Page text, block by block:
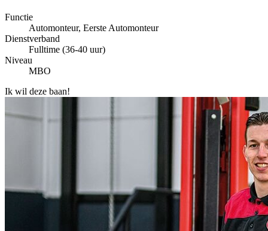
Functie
Automonteur, Eerste Automonteur
Dienstverband
Fulltime (36-40 uur)
Niveau
MBO
Ik wil deze baan!